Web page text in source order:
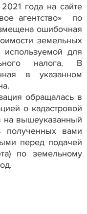
года на сайте
агентство» по
ошибочная
земельных
используемой для
налога. В
в указанном
обращалась в
о кадастровой
на вышеуказанный
полученных вами
перед подачей
по земельному